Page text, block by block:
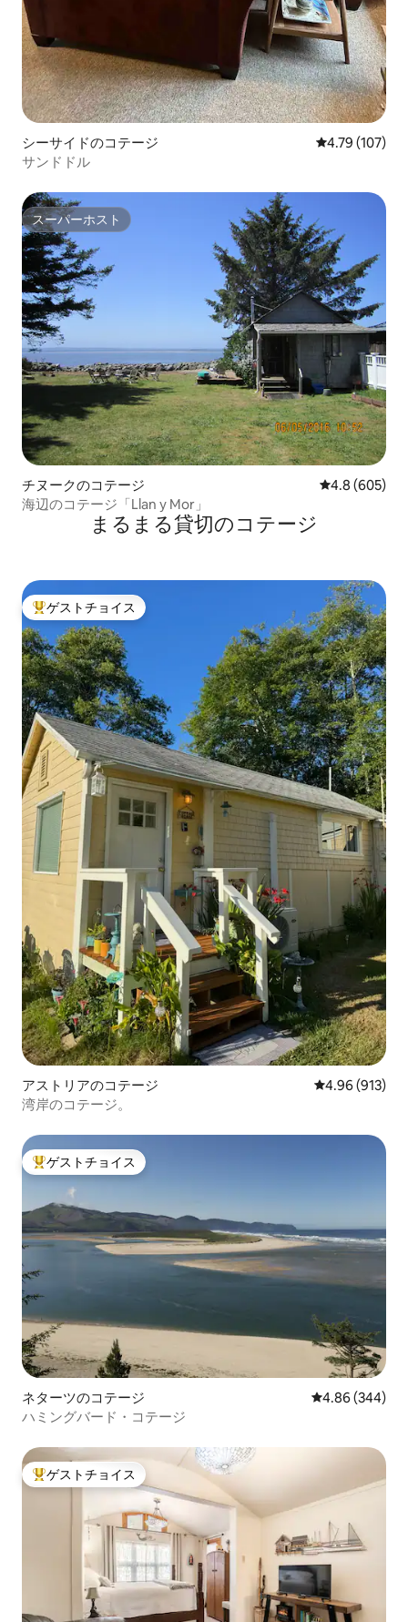
シーサイドのコテージ レビュー107
4.79 (107)
サンドドル
スーパーホスト
スーパーホスト
チヌークのコテージ レビュー605
4.8 (605)
海辺のコテージ「Llan y Mor」
まるまる貸切のコテージ
大好評のゲストチョイスです。
ゲストチョイス
アストリアのコテージ レビュー913
4.96 (913)
湾岸のコテージ。
大好評のゲストチョイスです。
ゲストチョイス
ネターツのコテージ レビュー344
4.86 (344)
ハミングバード・コテージ
大好評のゲストチョイスです。
ゲストチョイス